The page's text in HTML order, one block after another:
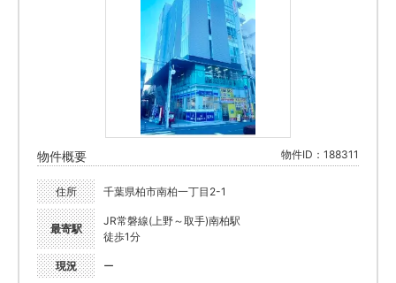
物件概要 物件ID：188311
住所 千葉県柏市南柏一丁目2-1
最寄駅
JR常磐線(上野～取手)南柏駅
徒歩1分
現況 ー